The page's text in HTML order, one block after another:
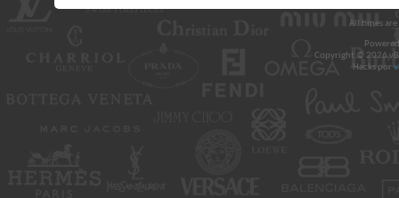
All times
Copyright © 2026
Hacks por